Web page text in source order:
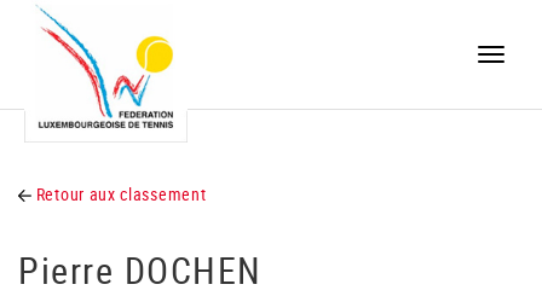
Toggle
Retour aux classement
Pierre DOCHEN